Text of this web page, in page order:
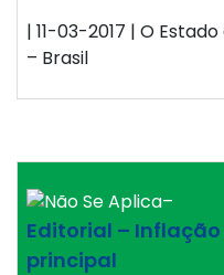
| 11-03-2017 | O
– Brasil
–
Editorial –
principal